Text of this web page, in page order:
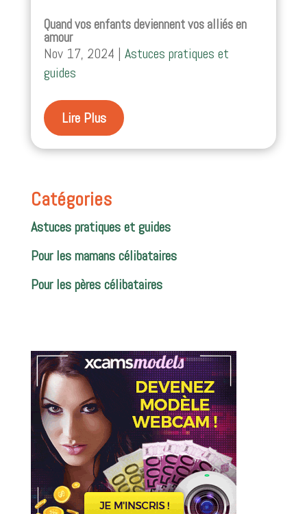
Quand vos enfants deviennent vos alliés en
amour
Nov 17, 2024 | Astuces pratiques et
guides
Lire Plus
Catégories
Astuces pratiques et guides
Pour les mamans célibataires
Pour les pères célibataires